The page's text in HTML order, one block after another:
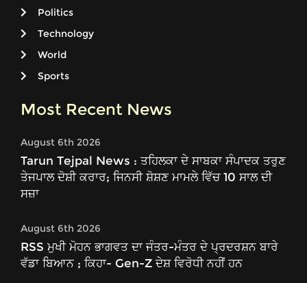
Politics
Technology
World
Sports
Most Recent News
August 6th 2026
Tarun Tejpal News : ਤਹਿਲਕਾ ਦੇ ਸਾਬਕਾ ਸੰਪਾਦਕ ਤਰੁਣ
ਤੇਜਪਾਲ ਦੋਸ਼ੀ ਕਰਾਰ; ਜਿਨਸੀ ਸ਼ੋਸ਼ਣ ਮਾਮਲੇ ਵਿੱਚ 10 ਸਾਲ ਦੀ
ਸਜ਼ਾ
August 6th 2026
RSS ਮੁਖੀ ਮੋਹਨ ਭਾਗਵਤ ਦਾ ਜੰਤਰ-ਮੰਤਰ ਦੇ ਪ੍ਰਦਰਸ਼ਨ ਬਾਰੇ
ਵੱਡਾ ਬਿਆਨ ; ਕਿਹਾ- Gen-Z ਦੇਸ਼ ਵਿਰੋਧੀ ਨਹੀਂ ਹਨ